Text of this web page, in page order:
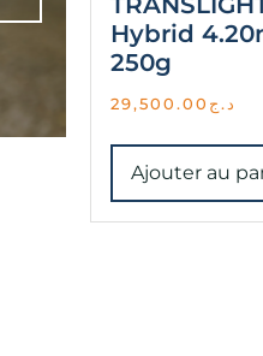
Hybrid
250g
د.ج 29,500.00
Ajouter au